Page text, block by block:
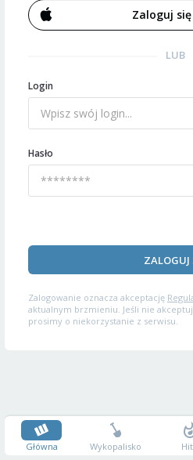
Zaloguj
LUB
Login
Hasło
ZALOGUJ
Zalogowanie oznacza akceptację
aktualnym brzmieniu. Jeśli nie
prosimy o niekorzystanie z serwisu.
Główna Wykopalisko